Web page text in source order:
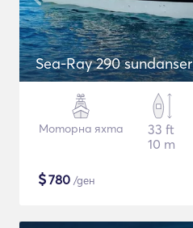
Sea-Ray 290 sundanser
Моторна яхта
33 ft
10 m
$780 /ден